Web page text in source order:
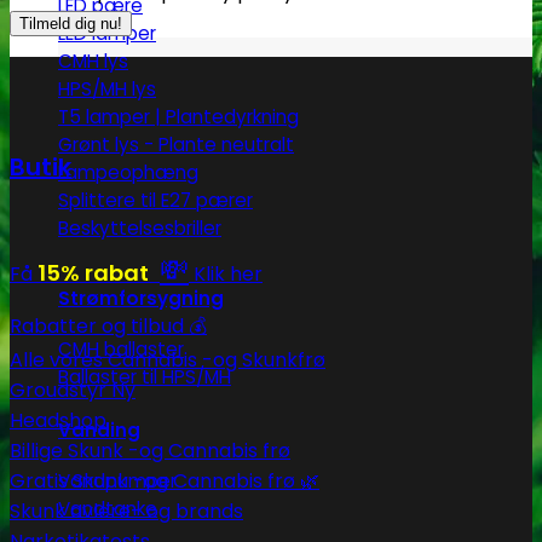
LED lamper
CMH lys
HPS/MH lys
T5 lamper | Plantedyrkning
Grønt lys - Plante neutralt
Lampeophæng
Splittere til E27 pærer
Beskyttelsesbriller
Strømforsygning
CMH ballaster
Ballaster til HPS/MH
Vanding
Vandpumper
Vandtanke
Butik
Få 15% rabat 💸 Klik her
Rabatter og tilbud 💰
Alle vores Cannabis -og Skunkfrø
Groudstyr
Headshop
Billige Skunk -og Cannabis frø
Gratis Skunk -og Cannabis frø 🌿
Skunk avlere- og brands